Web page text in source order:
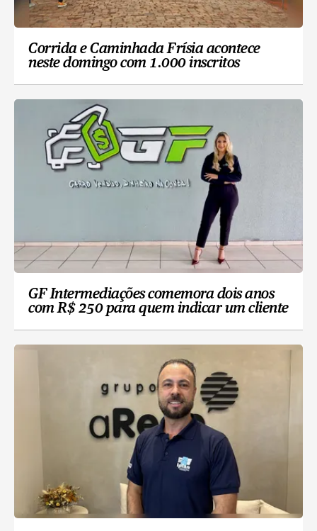
Corrida e Caminhada Frísia acontece
neste domingo com 1.000 inscritos
GF Intermediações comemora dois anos
com R$ 250 para quem indicar um cliente